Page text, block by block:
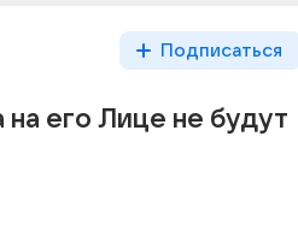
Подписаться
на его Лице не будут